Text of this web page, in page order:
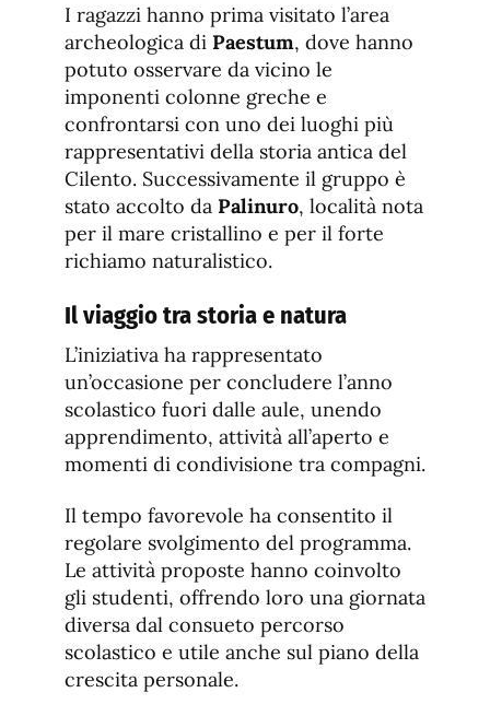
I ragazzi hanno prima visitato l’area
archeologica di Paestum, dove hanno
potuto osservare da vicino le
imponenti colonne greche e
confrontarsi con uno dei luoghi più
rappresentativi della storia antica del
Cilento. Successivamente il gruppo è
stato accolto da Palinuro, località nota
per il mare cristallino e per il forte
richiamo naturalistico.
Il viaggio tra storia e natura
L’iniziativa ha rappresentato
un’occasione per concludere l’anno
scolastico fuori dalle aule, unendo
apprendimento, attività all’aperto e
momenti di condivisione tra compagni.
Il tempo favorevole ha consentito il
regolare svolgimento del programma.
Le attività proposte hanno coinvolto
gli studenti, offrendo loro una giornata
diversa dal consueto percorso
scolastico e utile anche sul piano della
crescita personale.